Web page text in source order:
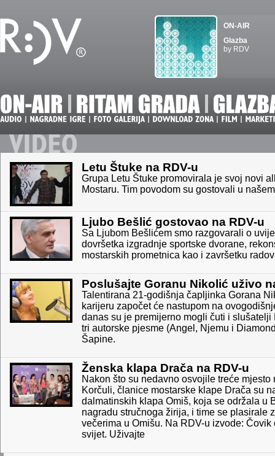
ON-AIR
Glazba
by RDV
Letu Štuke na RDV-u
Grupa Letu Štuke promovirala je svoj novi
Mostaru. Tim povodom su gostovali u
Ljubo Bešlić gostovao na RDV-u
Sa Ljubom Bešlićem smo razgovarali o
dovršetka izgradnje sportske dvorane,
mostarskih prometnica kao i završetku
Poslušajte Goranu Nikolić uživo
Talentirana 21-godišnja čapljinka Gorana
karijeru započet će nastupom na
danas su je premijerno mogli čuti i
tri autorske pjesme (Angel, Njemu i
Šapine.
Ženska klapa Drača na RDV-u
Nakon što su nedavno osvojile treće
Korčuli, članice mostarske klape Drača su
dalmatinskih klapa Omiš, koja se održala u
nagradu stručnoga žirija, i time se plasirale
večerima u Omišu. Na RDV-u izvode:
svijet. Uživajte